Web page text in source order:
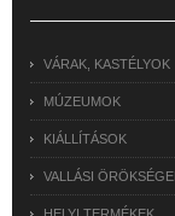
VÁRAK, KASTÉLYOK
MÚZEUMOK
KIÁLLÍTÁSOK
VALLÁSI
HELYI TERMÉKEK